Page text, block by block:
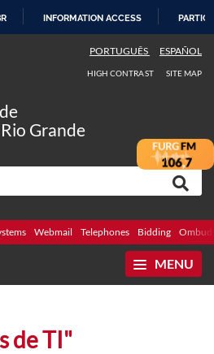
INFORMATION ACCESS
PORTUGUÊS ESPAÑOL
HIGH CONTRAST SITE MAP
Grande
Webmail Telephones Bidding
MENU
de TI"